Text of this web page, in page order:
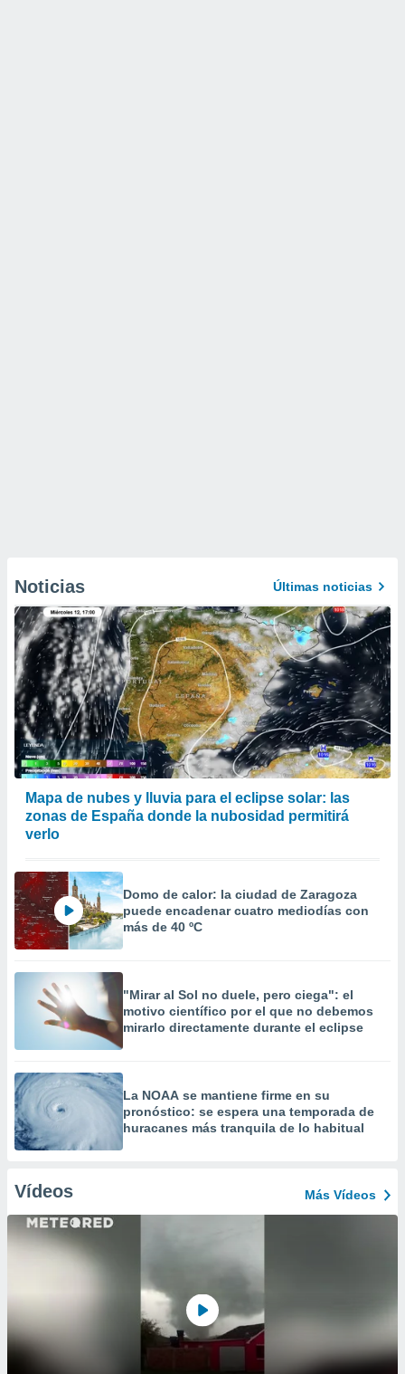
Noticias Últimas noticias
Mapa de nubes y lluvia para el eclipse solar: las
zonas de España donde la nubosidad permitirá
verlo
Domo de calor: la ciudad de Zaragoza
puede encadenar cuatro mediodías con
más de 40 ºC
"Mirar al Sol no duele, pero ciega": el
motivo científico por el que no debemos
mirarlo directamente durante el eclipse
La NOAA se mantiene firme en su
pronóstico: se espera una temporada de
huracanes más tranquila de lo habitual
Vídeos Más Vídeos